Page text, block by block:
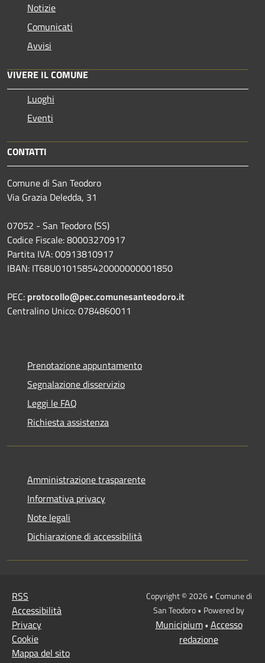
Notizie
Comunicati
Avvisi
VIVERE IL COMUNE
Luoghi
Eventi
CONTATTI
Comune di San Teodoro
Via Grazia Deledda, 31
07052 - San Teodoro (SS)
Codice Fiscale: 80003270917
Partita IVA: 00913810917
IBAN: IT68U0101585420000000001850
PEC: protocollo@pec.comunesanteodoro.it
Centralino Unico: 0784860011
Prenotazione appuntamento
Segnalazione disservizio
Leggi le FAQ
Richiesta assistenza
Amministrazione trasparente
Informativa privacy
Note legali
Dichiarazione di accessibilità
RSS
Accessibilità
Privacy
Cookie
Mappa del sito
Copyright © 2026 • Comune di
San Teodoro • Powered by
Municipium• Accesso
redazione